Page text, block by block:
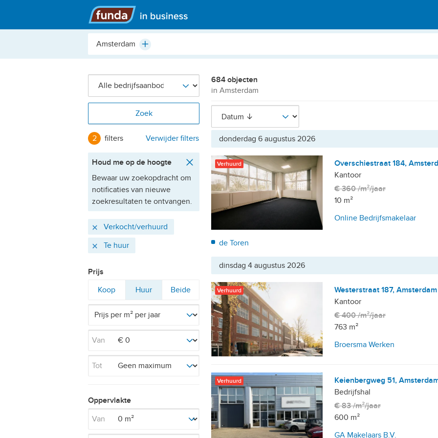
Hoofdmenu
Plaats,
etc.
Plus
Zoek
2 filters Verwijder filters
Houd me op de hoogte
Bewaar uw zoekopdracht om
notificaties van nieuwe
zoekresultaten te ontvangen.
Actieve
filters
Verwijder
Verkocht/verhuurd
Verwijder
Te huur
Prijs
Filter
Koop
Filter
op
Huur
Filter
Beide
Van
Tot
Oppervlakte
Van
684 objecten
in Amsterdam
donderdag 6 augustus 2026
Verhuurd
Overschiestraat 184,
Kantoor
€ 360 /m²/jaar
10 m²
Online Bedrijfsmakelaar
de Toren
dinsdag 4 augustus 2026
Verhuurd
Westerstraat 187, Amsterdam
Kantoor
€ 400 /m²/jaar
763 m²
Broersma Werken
Verhuurd
Keienbergweg 51,
Bedrijfshal
€ 83 /m²/jaar
600 m²
GA Makelaars B.V.